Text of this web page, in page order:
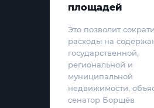
площадей
Это позволит
расходы на
государственной,
региональной и
муниципальной
недвижимости,
сенатор Борщёв